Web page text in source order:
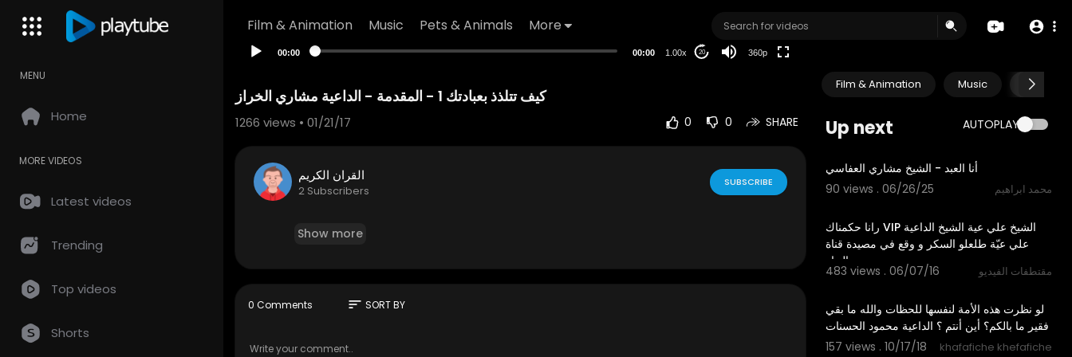
Film & Animation Music Pets & Animals More
MENU
Home
MORE VIDEOS
Latest videos
Trending
Top videos
Shorts
00:00 00:00 1.00x 20 360p
Film & Animation Music Pets &
Up next AUTOPLAY
أنا العبد - الشيخ مشاري العفاسي
90 views . 06/26/25
محمد ابراهيم
رانا حكمناك VIP الشيخ علي عية الشيخ الداعية
علي عيّة طلعلو السكر و وقع في مصيدة قناة
النهار
483 views . 06/07/16 مقتطفات الفيديو
لو نظرت هذه الأمة لنفسها للحظات والله ما بقي
فقير ما بالكم؟ أين أنتم ؟ الداعية محمود الحسنات
157 views . 10/17/18
khafafiche khefafiche
1266 views • 01/21/17 0 0 SHARE
القران الكريم
2 Subscribers
SUBSCRIBE
Show more
0 Comments sort SORT BY